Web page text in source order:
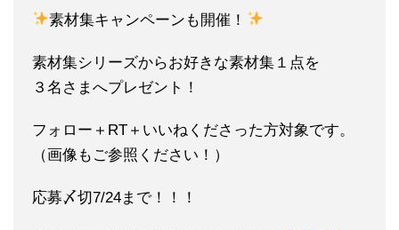
素材集キャンペーンも開催！
素材集シリーズからお好きな素材集１点を
３名さまへプレゼント！
フォロー＋RT＋いいねくださった方対象です。
（画像もご参照ください！）
応募〆切7/24まで！！！